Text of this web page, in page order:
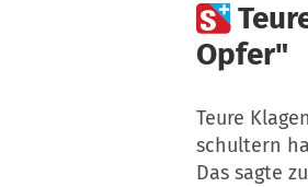

Opfer"
Teure
schultern
Das sagte